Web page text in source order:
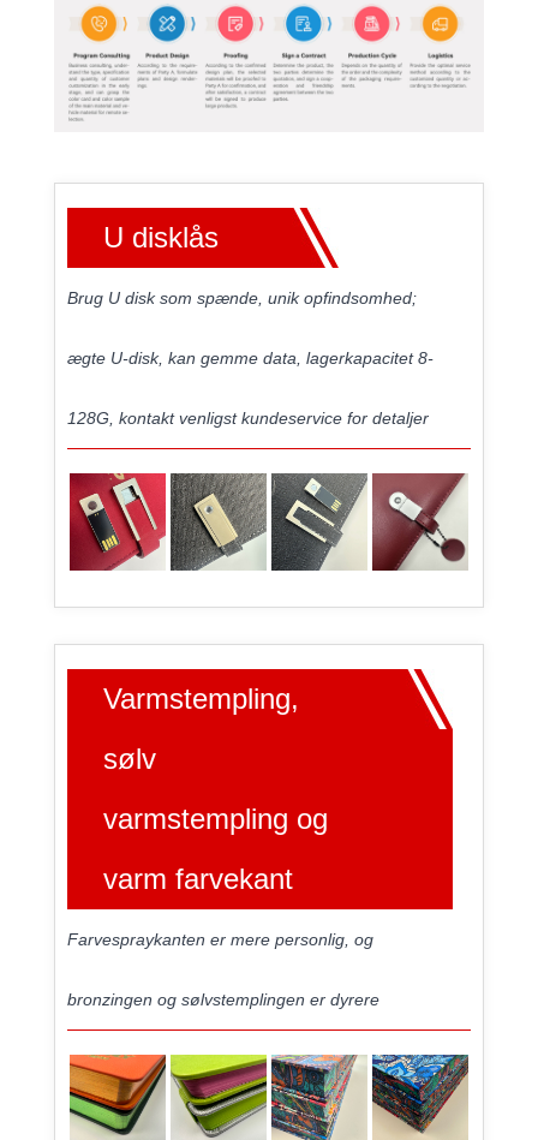
U disklås
Brug U disk som spænde, unik opfindsomhed;
ægte U-disk, kan gemme data, lagerkapacitet 8-
128G, kontakt venligst kundeservice for detaljer
Varmstempling,
sølv
varmstempling og
varm farvekant
Farvespraykanten er mere personlig, og
bronzingen og sølvstemplingen er dyrere